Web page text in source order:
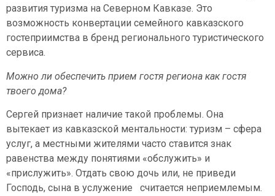
развития туризма на Северном Кавказе. Это
возможность конвертации семейного кавказского
гостеприимства в бренд регионального туристического
сервиса.
Можно ли обеспечить прием гостя региона как гостя
твоего дома?
Сергей признает наличие такой проблемы. Она
вытекает из кавказской ментальности: туризм – сфера
услуг, а местными жителями часто ставится знак
равенства между понятиями «обслужить» и
«прислужить». Отдать свою дочь или, не приведи
Господь, сына в услужение считается неприемлемым.